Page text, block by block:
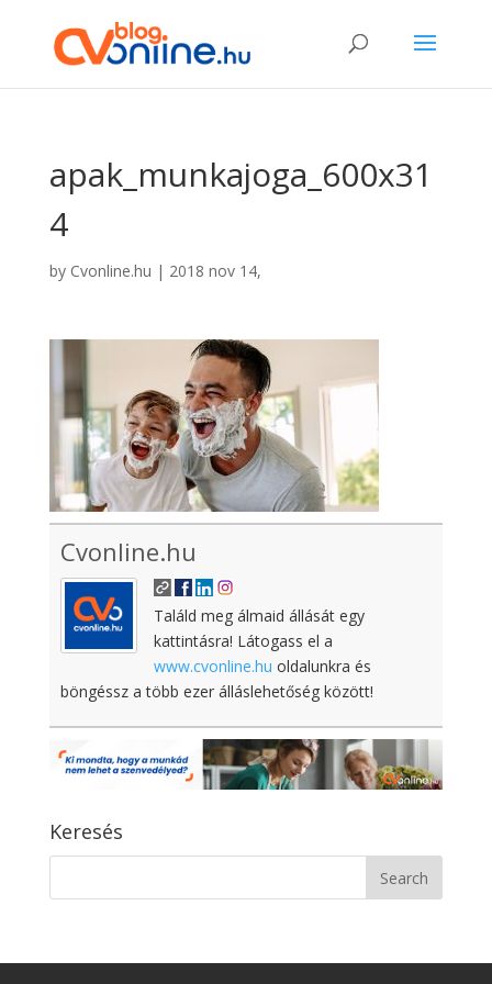
apak_munkajoga_600x31
4
by Cvonline.hu | 2018 nov 14,
Cvonline.hu
Találd meg álmaid állását egy
kattintásra! Látogass el a
www.cvonline.hu oldalunkra és
böngéssz a több ezer álláslehetőség között!
Keresés